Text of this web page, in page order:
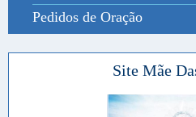
Pedidos de Oração
Site Mãe